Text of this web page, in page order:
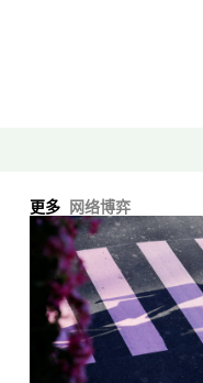
更多 网络博弈